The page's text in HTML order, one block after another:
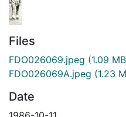
Files
FDO026069.jpeg (1.09
FDO026069A.jpeg (1.23
Date